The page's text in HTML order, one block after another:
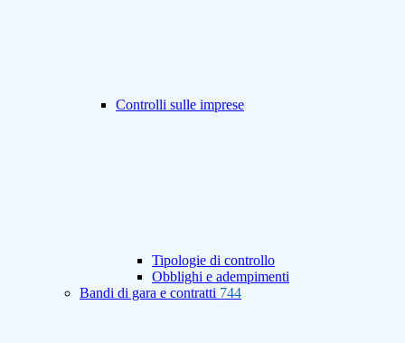
Controlli sulle imprese
Tipologie di controllo
Obblighi e adempimenti
Bandi di gara e contratti 744